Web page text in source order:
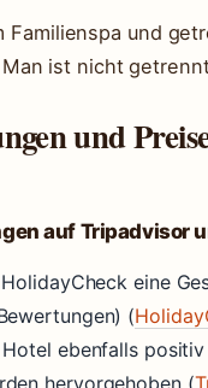
Familienspa und
ist nicht
und
auf Tripadvisor
eine
(
ebenfalls
hervorgehoben (